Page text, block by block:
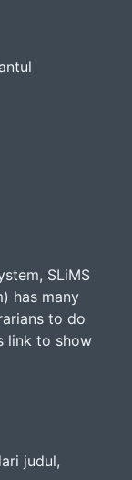
SLiMS
has many
to do
link to show
judul,